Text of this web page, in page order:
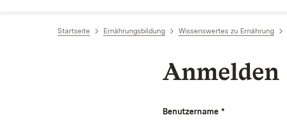
Startseite Ernährungsbildung Wissenswertes zu Ernährung
Anmelden
Benutzername *